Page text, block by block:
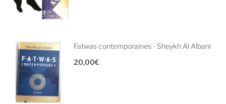
Fatwas contemporaines - Sheykh Al Albani
20,00€